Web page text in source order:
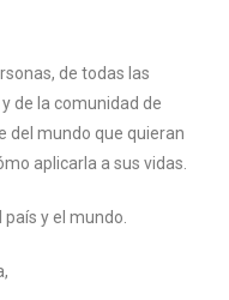
de todas las
de la comunidad de
del mundo que quieran
aplicarla a sus vidas.
y el mundo.